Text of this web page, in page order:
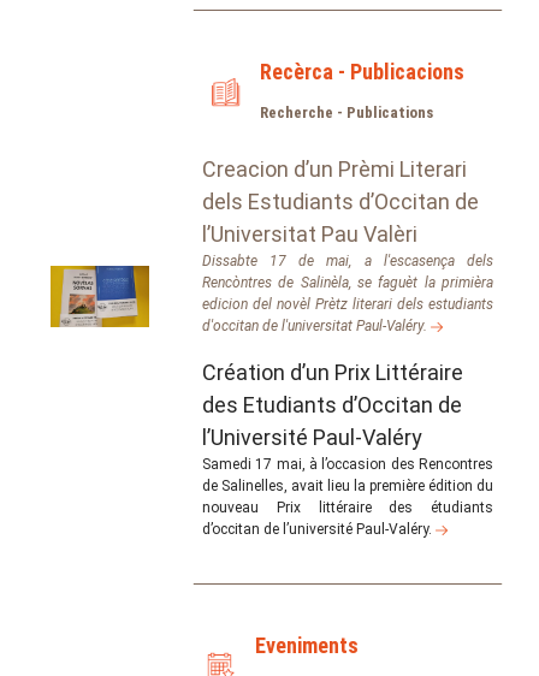
Recèrca - Publicacions
Recherche - Publications
Creacion d’un Prèmi Literari
dels Estudiants d’Occitan de
l’Universitat Pau Valèri
Dissabte 17 de mai, a l'escasença dels
Rencòntres de Salinèla, se faguèt la primièra
edicion del novèl Prètz literari dels estudiants
d'occitan de l'universitat Paul-Valéry.
Création d’un Prix Littéraire
des Etudiants d’Occitan de
l’Université Paul-Valéry
Samedi 17 mai, à l’occasion des Rencontres
de Salinelles, avait lieu la première édition du
nouveau Prix littéraire des étudiants
d’occitan de l’université Paul-Valéry.
Eveniments